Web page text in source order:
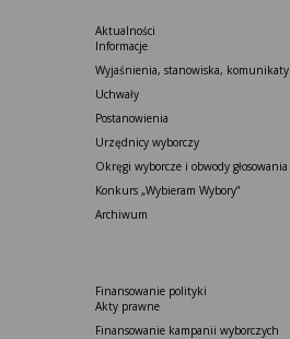
Aktualności
Informacje
Wyjaśnienia, stanowiska, komunikaty
Uchwały
Postanowienia
Urzędnicy wyborczy
Okręgi wyborcze i obwody głosowania
Konkurs „Wybieram Wybory”
Archiwum
Finansowanie polityki
Akty prawne
Finansowanie kampanii wyborczych